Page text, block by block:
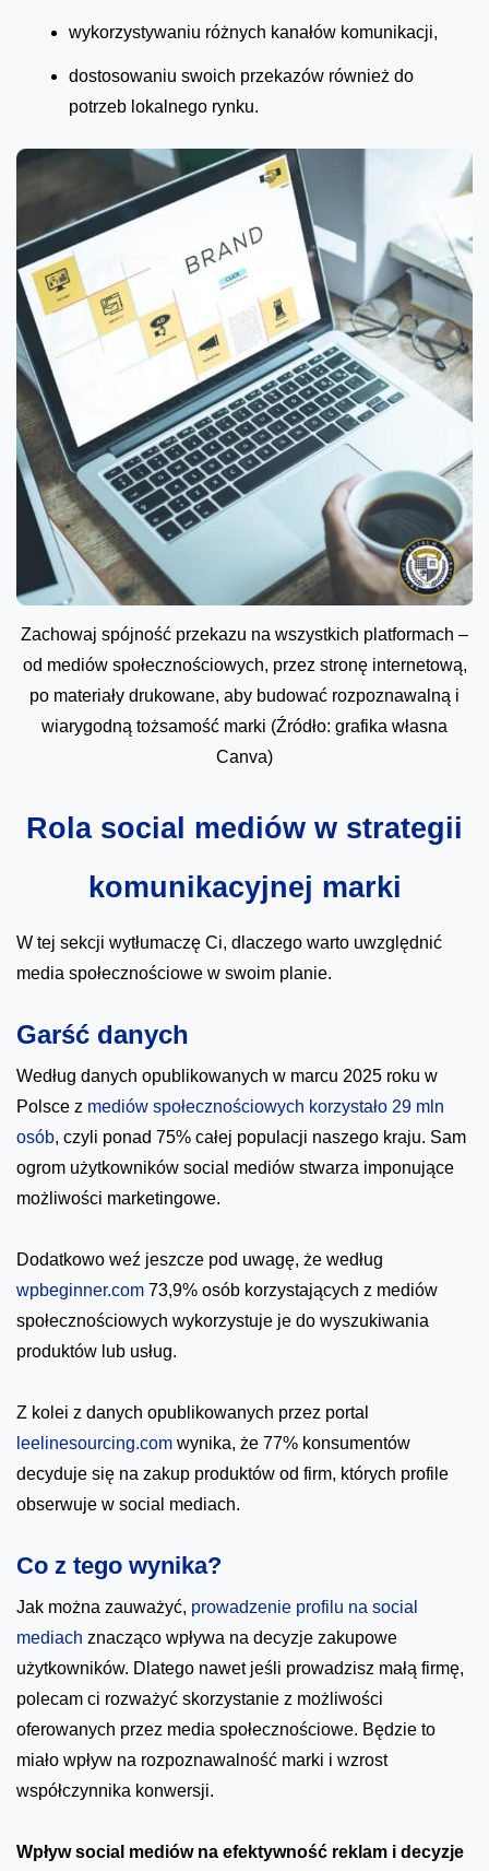
wykorzystywaniu różnych kanałów komunikacji,
dostosowaniu swoich przekazów również do
potrzeb lokalnego rynku.
Zachowaj spójność przekazu na wszystkich platformach –
od mediów społecznościowych, przez stronę internetową,
po materiały drukowane, aby budować rozpoznawalną i
wiarygodną tożsamość marki (Źródło: grafika własna
Canva)
Rola social mediów w strategii
komunikacyjnej marki
W tej sekcji wytłumaczę Ci, dlaczego warto uwzględnić
media społecznościowe w swoim planie.
Garść danych
Według danych opublikowanych w marcu 2025 roku w
Polsce z mediów społecznościowych korzystało 29 mln
osób, czyli ponad 75% całej populacji naszego kraju. Sam
ogrom użytkowników social mediów stwarza imponujące
możliwości marketingowe.
Dodatkowo weź jeszcze pod uwagę, że według
wpbeginner.com 73,9% osób korzystających z mediów
społecznościowych wykorzystuje je do wyszukiwania
produktów lub usług.
Z kolei z danych opublikowanych przez portal
leelinesourcing.com wynika, że 77% konsumentów
decyduje się na zakup produktów od firm, których profile
obserwuje w social mediach.
Co z tego wynika?
Jak można zauważyć, prowadzenie profilu na social
mediach znacząco wpływa na decyzje zakupowe
użytkowników. Dlatego nawet jeśli prowadzisz małą firmę,
polecam ci rozważyć skorzystanie z możliwości
oferowanych przez media społecznościowe. Będzie to
miało wpływ na rozpoznawalność marki i wzrost
współczynnika konwersji.
Wpływ social mediów na efektywność reklam i decyzje